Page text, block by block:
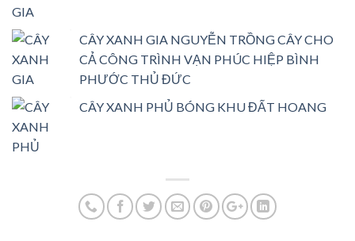
CÂY XANH GIA NGUYỄN TRỒNG CÂY CHO
CẢ CÔNG TRÌNH VẠN PHÚC HIỆP BÌNH
PHƯỚC THỦ ĐỨC
CÂY XANH PHỦ BÓNG KHU ĐẤT HOANG